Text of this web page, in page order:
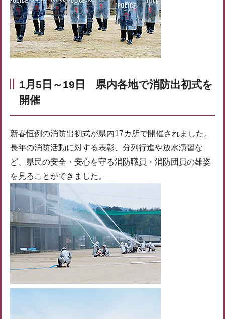
1月5日～19日 県内各地で消防出初式を
開催
新春恒例の消防出初式が県内17カ所で開催されました。
長年の消防活動に対する表彰、分列行進や放水演習な
ど、県民の安全・安心を守る消防職員・消防団員の雄姿
を見ることができました。